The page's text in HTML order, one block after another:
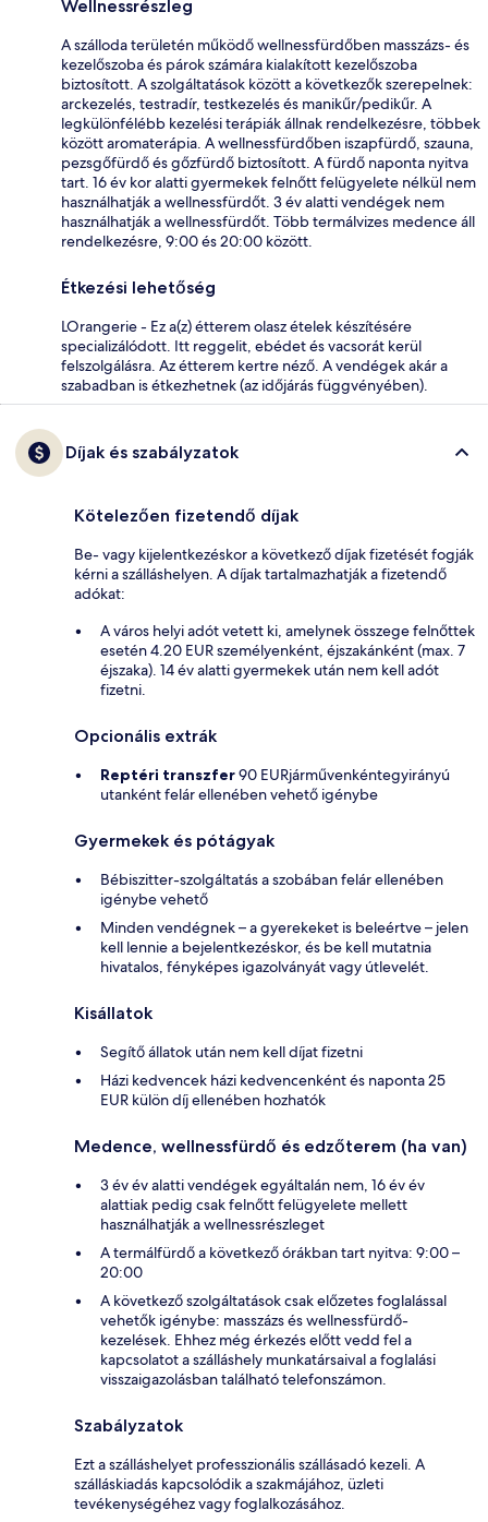
Wellnessrészleg
A szálloda területén működő wellnessfürdőben masszázs- és
kezelőszoba és párok számára kialakított kezelőszoba
biztosított. A szolgáltatások között a következők szerepelnek:
arckezelés, testradír, testkezelés és manikűr/pedikűr. A
legkülönfélébb kezelési terápiák állnak rendelkezésre, többek
között aromaterápia. A wellnessfürdőben iszapfürdő, szauna,
pezsgőfürdő és gőzfürdő biztosított. A fürdő naponta nyitva
tart. 16 év kor alatti gyermekek felnőtt felügyelete nélkül nem
használhatják a wellnessfürdőt. 3 év alatti vendégek nem
használhatják a wellnessfürdőt. Több termálvizes medence áll
rendelkezésre, 9:00 és 20:00 között.
Étkezési lehetőség
LOrangerie - Ez a(z) étterem olasz ételek készítésére
specializálódott. Itt reggelit, ebédet és vacsorát kerül
felszolgálásra. Az étterem kertre néző. A vendégek akár a
szabadban is étkezhetnek (az időjárás függvényében).
Díjak és szabályzatok
Kötelezően fizetendő díjak
Be- vagy kijelentkezéskor a következő díjak fizetését fogják
kérni a szálláshelyen. A díjak tartalmazhatják a fizetendő
adókat:
A város helyi adót vetett ki, amelynek összege felnőttek
esetén 4.20 EUR személyenként, éjszakánként (max. 7
éjszaka). 14 év alatti gyermekek után nem kell adót
fizetni.
Opcionális extrák
Reptéri transzfer90 EURjárművenkéntegyirányú
utanként felár ellenében vehető igénybe
Gyermekek és pótágyak
Bébiszitter-szolgáltatás a szobában felár ellenében
igénybe vehető
Minden vendégnek – a gyerekeket is beleértve – jelen
kell lennie a bejelentkezéskor, és be kell mutatnia
hivatalos, fényképes igazolványát vagy útlevelét.
Kisállatok
Segítő állatok után nem kell díjat fizetni
Házi kedvencek házi kedvencenként és naponta 25
EUR külön díj ellenében hozhatók
Medence, wellnessfürdő és edzőterem (ha van)
3 év év alatti vendégek egyáltalán nem, 16 év év
alattiak pedig csak felnőtt felügyelete mellett
használhatják a wellnessrészleget
A termálfürdő a következő órákban tart nyitva: 9:00 –
20:00
A következő szolgáltatások csak előzetes foglalással
vehetők igénybe: masszázs és wellnessfürdő-
kezelések. Ehhez még érkezés előtt vedd fel a
kapcsolatot a szálláshely munkatársaival a foglalási
visszaigazolásban található telefonszámon.
Szabályzatok
Ezt a szálláshelyet professzionális szállásadó kezeli. A
szálláskiadás kapcsolódik a szakmájához, üzleti
tevékenységéhez vagy foglalkozásához.